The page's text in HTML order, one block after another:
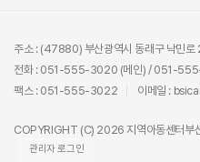
주소 : (47880) 부산광역시 동래구 낙민
전화 : 051-555-3020 (메인) / 051-
팩스 : 051-555-3022
이메일 :
COPYRIGHT (C) 2026 지역아동센터부
관리자 로그인